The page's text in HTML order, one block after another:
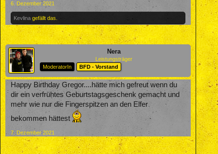
6. Dezember 2021
Kevlina gefällt das.
Nera
Leistungsträger
ModeratorIn
BFD - Vorstand
Happy Birthday Gregor....hätte mich gefreut wenn du
dir ein verfrühtes Geburtstagsgeschenk gemacht und
mehr wie nur die Fingerspitzen an den Elfer
bekommen hättest
7. Dezember 2021